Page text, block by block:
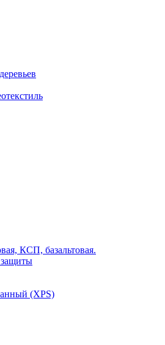
КСП, базальтовая.
защиты
(XPS)